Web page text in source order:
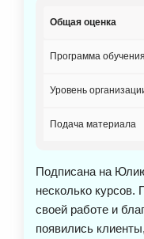
пробирает до
Общая оценка
Программа обучения
Уровень
Подача материала
Подписана на
несколько курсов.
своей работе и
появились